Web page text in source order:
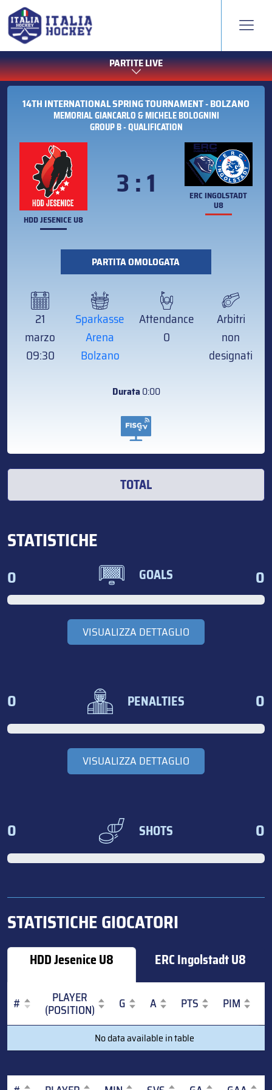
PARTITE LIVE
14TH INTERNATIONAL SPRING TOURNAMENT - BOLZANO
MEMORIAL GIANCARLO & MICHELE BOLOGNINI
GROUP B - QUALIFICATION
HDD JESENICE U8
3 : 1 ERC INGOLSTADT
U8
PARTITA OMOLOGATA
21
marzo
09:30
Sparkasse
Arena
Bolzano
Attendance
0
Arbitri
non
designati
Durata0:00
TOTAL
STATISTICHE
0 GOALS 0
VISUALIZZA DETTAGLIO
0 PENALTIES 0
VISUALIZZA DETTAGLIO
0 SHOTS 0
STATISTICHE GIOCATORI
HDD Jesenice U8 ERC Ingolstadt U8
# PLAYER
(POSITION) G A PTS
PIM
A PTS
No data available in table